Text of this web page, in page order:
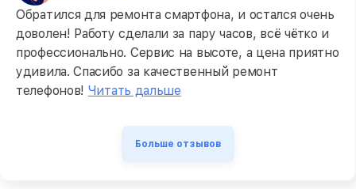
Обратился для ремонта смартфона, и остался очень
доволен! Работу сделали за пару часов, всё чётко и
профессионально. Сервис на высоте, а цена приятно
удивила. Спасибо за качественный ремонт
телефонов! Читать дальше
Больше отзывов